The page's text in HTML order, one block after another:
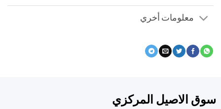
معلومات أخري
الاصيل المركزي